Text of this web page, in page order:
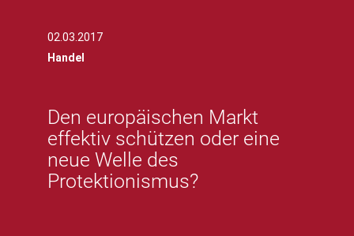
02.03.2017
Handel
Den europäischen Markt
effektiv schützen oder eine
neue Welle des
Protektionismus?